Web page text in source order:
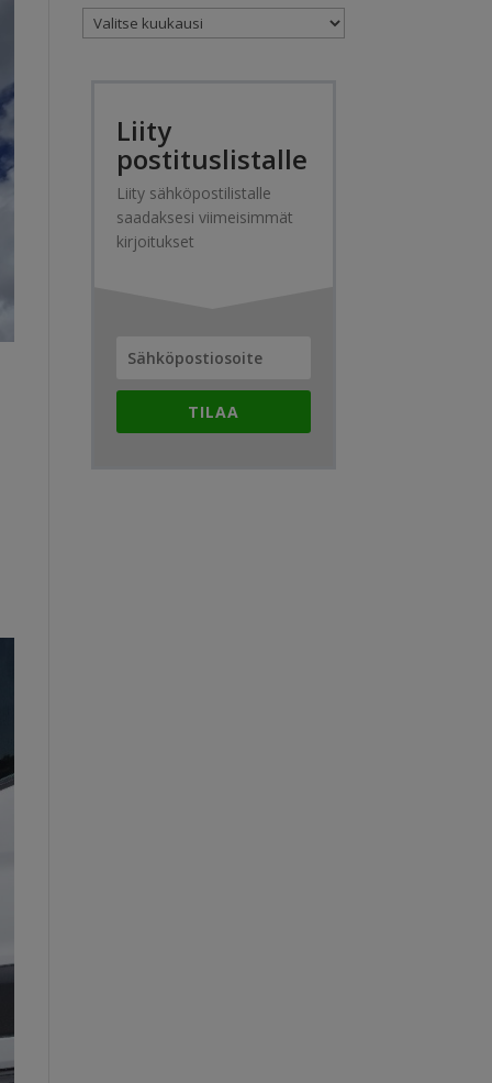
Arkistot
Liity
postituslistalle
Liity sähköpostilistalle
saadaksesi viimeisimmät
kirjoitukset
TILAA